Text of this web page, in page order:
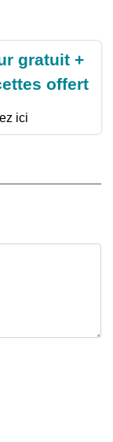
gratuit +
offert
ici